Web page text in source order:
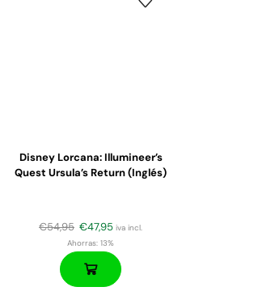
Disney Lorcana: Illumineer’s
Quest Ursula’s Return (Inglés)
€54,95 €47,95 iva incl.
Ahorras: 13%